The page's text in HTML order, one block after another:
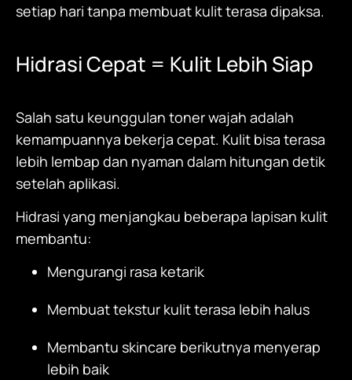
setiap hari tanpa membuat kulit terasa dipaksa.
Hidrasi Cepat = Kulit Lebih Siap
Salah satu keunggulan toner wajah adalah
kemampuannya bekerja cepat. Kulit bisa terasa
lebih lembap dan nyaman dalam hitungan detik
setelah aplikasi.
Hidrasi yang menjangkau beberapa lapisan kulit
membantu:
Mengurangi rasa ketarik
Membuat tekstur kulit terasa lebih halus
Membantu skincare berikutnya menyerap
lebih baik